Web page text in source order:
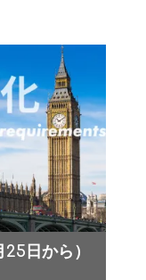
日から）